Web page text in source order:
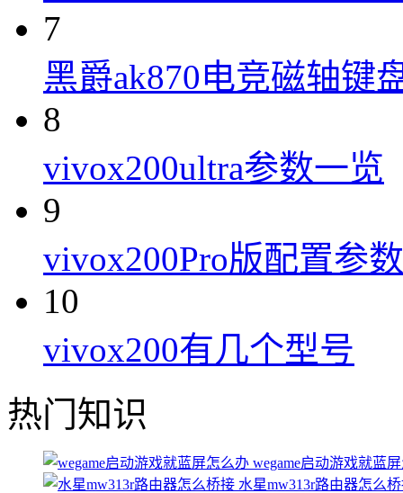
7
黑爵ak870电竞磁轴键
8
vivox200ultra参数一览
9
vivox200Pro版配置参数
10
vivox200有几个型号
热门知识
wegame启动游戏就蓝
水星mw313r路由器怎么